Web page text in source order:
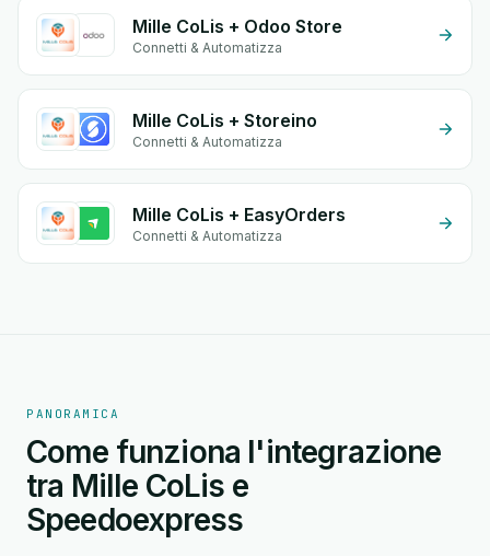
Mille CoLis + Odoo Store
Connetti & Automatizza
Mille CoLis + Storeino
Connetti & Automatizza
Mille CoLis + EasyOrders
Connetti & Automatizza
PANORAMICA
Come funziona l'integrazione
tra Mille CoLis e
Speedoexpress